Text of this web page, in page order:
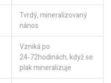
Tvrdý, mineralizovaný
nános
Vzniká po
24‑72hodinách, když se
plak mineralizuje